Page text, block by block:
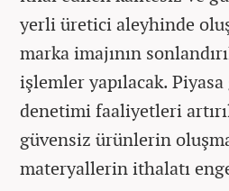
yerli üretici aleyhinde
marka imajının
işlemler yapılacak.
denetimi faaliyetleri
güvensiz ürünlerin
materyallerin ithalatı